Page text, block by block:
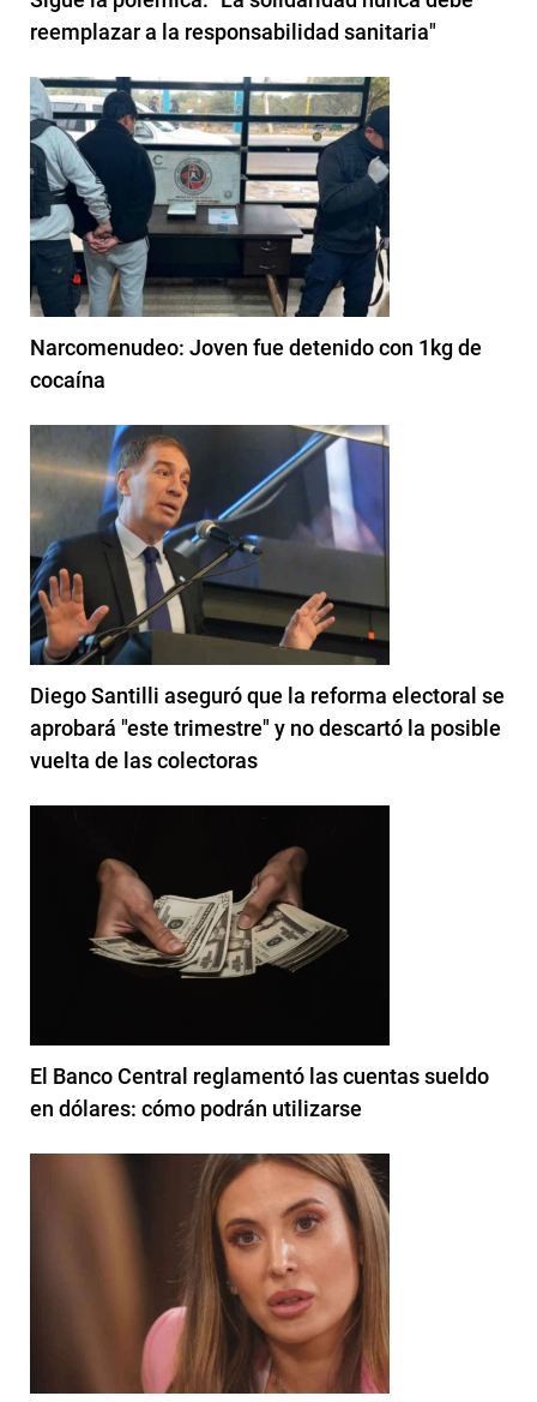
reemplazar a la responsabilidad sanitaria"
Narcomenudeo: Joven fue detenido con 1kg de
cocaína
Diego Santilli aseguró que la reforma electoral se
aprobará "este trimestre" y no descartó la posible
vuelta de las colectoras
El Banco Central reglamentó las cuentas sueldo
en dólares: cómo podrán utilizarse